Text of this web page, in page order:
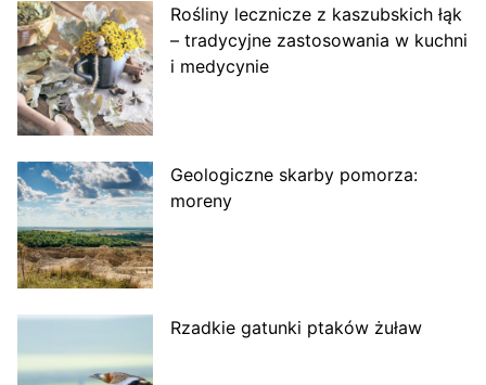
Rośliny lecznicze z kaszubskich łąk
– tradycyjne zastosowania w kuchni
i medycynie
Geologiczne skarby pomorza:
moreny
Rzadkie gatunki ptaków żuław